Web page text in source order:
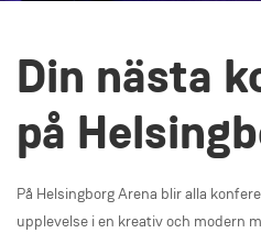
Din nästa
på
På Helsingborg Arena blir alla
upplevelse i en kreativ och modern